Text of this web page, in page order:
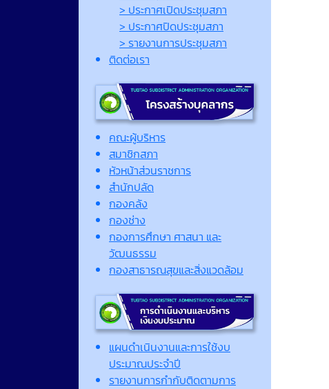
> ประกาศเปิดประชุมสภา
> ประกาศปิดประชุมสภา
> รายงานการประชุมสภา
ติดต่อเรา
คณะผู้บริหาร
สมาชิกสภา
หัวหน้าส่วนราชการ
สำนักปลัด
กองคลัง
กองช่าง
กองการศึกษา ศาสนา และ
วัฒนธรรม
กองสาธารณสุขและสิ่งแวดล้อม
แผนดำเนินงานและการใช้งบ
ประมาณประจำปี
รายงานการกำกับติดตามการ